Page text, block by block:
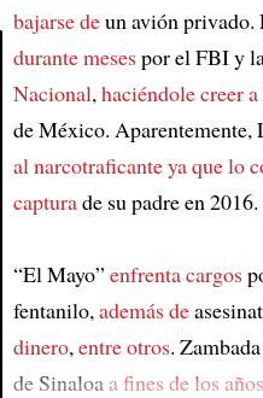
Article
bajarse deun avión privado.
durante mesespor el FBI y
Nacional, haciéndole creer
de México. Aparentemente,
al narcotraficanteya que lo
capturade su padre en 2016.
“El Mayo” enfrenta cargos
fentanilo, además de
dinero, entre otros.
de Sinaloa a fines de los